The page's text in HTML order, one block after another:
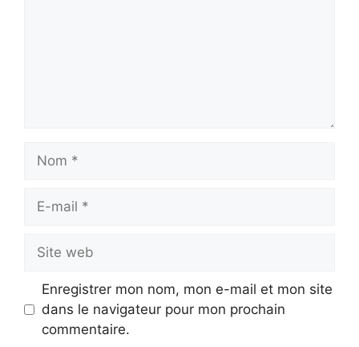
Nom
Site
web
Enregistrer mon nom, mon e-mail et mon site
dans le navigateur pour mon prochain
commentaire.